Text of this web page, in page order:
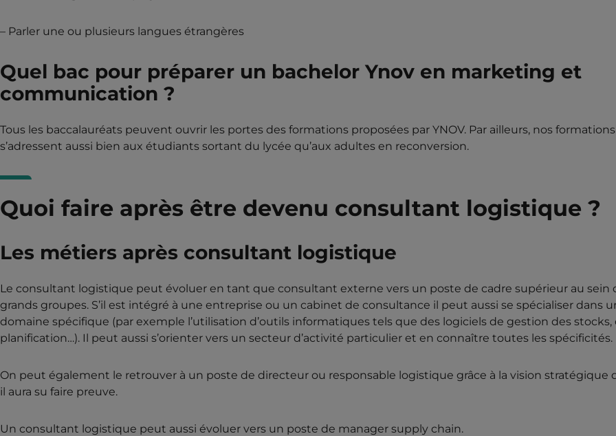
– Parler une ou plusieurs langues étrangères
Quel bac pour préparer un bachelor Ynov en marketing et
communication ?
Tous les baccalauréats peuvent ouvrir les portes des formations proposées par YNOV. Par ailleurs, nos formations
s’adressent aussi bien aux étudiants sortant du lycée qu’aux adultes en reconversion.
Quoi faire après être devenu consultant logistique ?
Les métiers après consultant logistique
Le consultant logistique peut évoluer en tant que consultant externe vers un poste de cadre supérieur au sein
grands groupes. S’il est intégré à une entreprise ou un cabinet de consultance il peut aussi se spécialiser dans
domaine spécifique (par exemple l’utilisation d’outils informatiques tels que des logiciels de gestion des stocks,
planification…). Il peut aussi s’orienter vers un secteur d’activité particulier et en connaître toutes les spécificités.
On peut également le retrouver à un poste de directeur ou responsable logistique grâce à la vision stratégique
il aura su faire preuve.
Un consultant logistique peut aussi évoluer vers un poste de manager supply chain.